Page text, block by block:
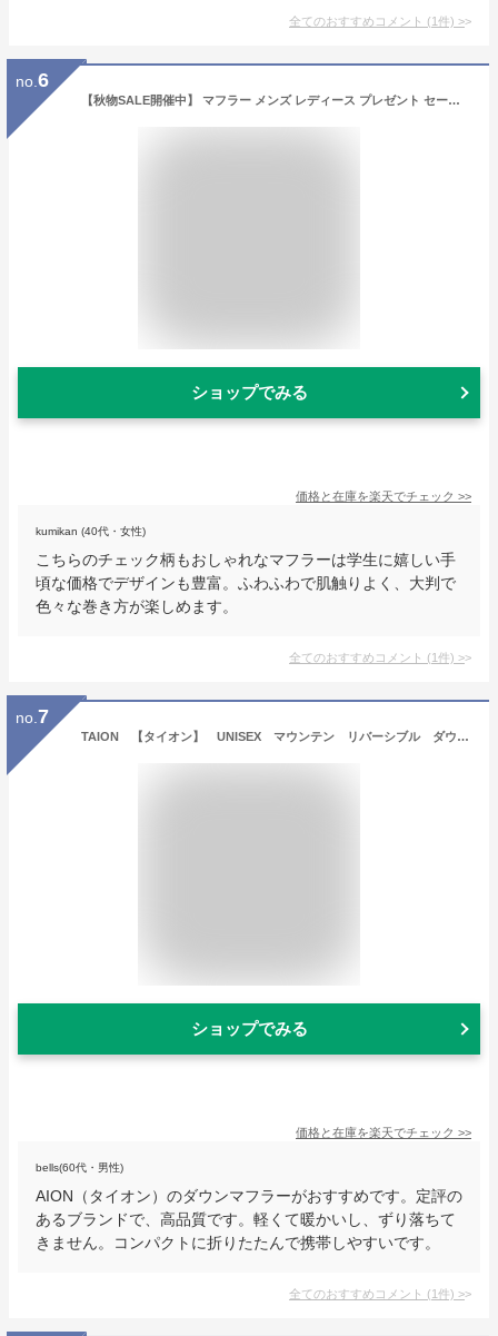
全てのおすすめコメント (1件) >
no. 6
【秋物SALE開催中】 マフラー メンズ レディース プレゼント セール 楽天ランキング1位 日本製 無地 チェック 180cm×32cm ストール 無地 白 黒 大判 ユニセックス 男女兼用 学生 ふわふわ
ショップでみる
価格と在庫を楽天でチェック >>
kumikan (40代・女性)
こちらのチェック柄もおしゃれなマフラーは学生に嬉しい手
頃な価格でデザインも豊富。ふわふわで肌触りよく、大判で
色々な巻き方が楽しめます。
全てのおすすめコメント (1件) >
no. 7
TAION 【タイオン】 UNISEX マウンテン リバーシブル ダウン×ボアマフラー フリース ボア ダウンマフラー ネックウォーマー ユニセックス TAION-R201MT [230930]
ショップでみる
価格と在庫を楽天でチェック >>
bells(60代・男性)
AION（タイオン）のダウンマフラーがおすすめです。定評の
あるブランドで、高品質です。軽くて暖かいし、ずり落ちて
きません。コンパクトに折りたたんで携帯しやすいです。
全てのおすすめコメント (1件) >